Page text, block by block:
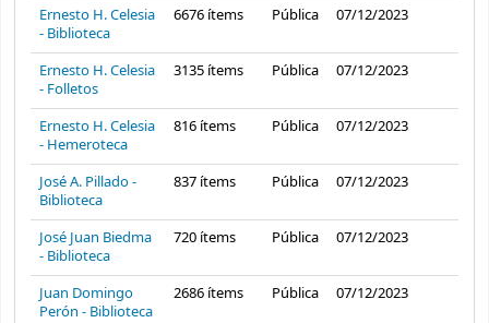
Ernesto H. Celesia
- Biblioteca
6676 ítems Pública 07/12/2023
Ernesto H. Celesia
- Folletos
3135 ítems Pública 07/12/2023
Ernesto H. Celesia
- Hemeroteca
816 ítems Pública 07/12/2023
José A. Pillado -
Biblioteca
837 ítems Pública 07/12/2023
José Juan Biedma
- Biblioteca
720 ítems Pública 07/12/2023
Juan Domingo
Perón - Biblioteca
2686 ítems Pública 07/12/2023